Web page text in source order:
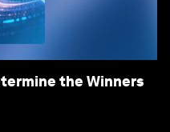
the Winners